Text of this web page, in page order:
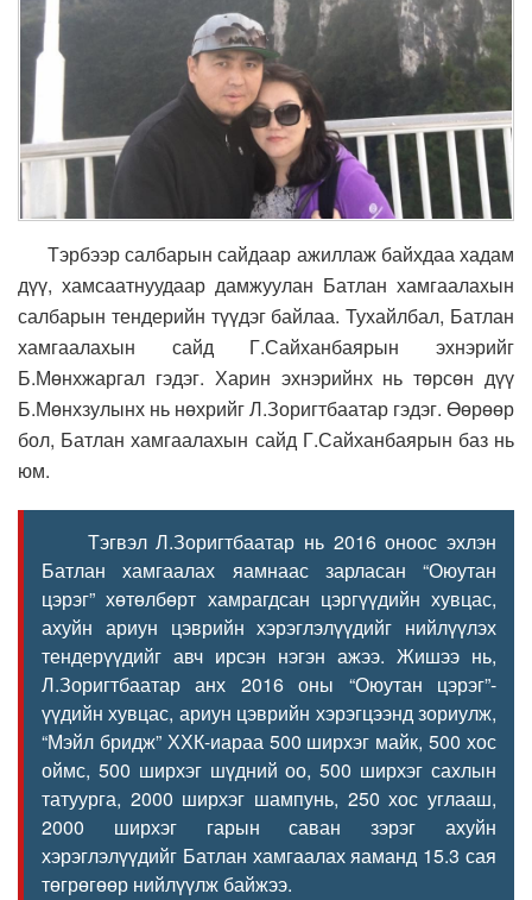
Тэрбээр салбарын сайдаар ажиллаж байхдаа хадам
дүү, хамсаатнуудаар дамжуулан Батлан хамгаалахын
салбарын тендерийн түүдэг байлаа. Тухайлбал, Батлан
хамгаалахын сайд Г.Сайханбаярын эхнэрийг
Б.Мөнхжаргал гэдэг. Харин эхнэрийнх нь төрсөн дүү
Б.Мөнхзулынх нь нөхрийг Л.Зоригтбаатар гэдэг. Өөрөөр
бол, Батлан хамгаалахын сайд Г.Сайханбаярын баз нь
юм.
Тэгвэл Л.Зоригтбаатар нь 2016 оноос эхлэн
Батлан хамгаалах яамнаас зарласан “Оюутан
цэрэг” хөтөлбөрт хамрагдсан цэргүүдийн хувцас,
ахуйн ариун цэврийн хэрэглэлүүдийг нийлүүлэх
тендерүүдийг авч ирсэн нэгэн ажээ. Жишээ нь,
Л.Зоригтбаатар анх 2016 оны “Оюутан цэрэг”-
үүдийн хувцас, ариун цэврийн хэрэгцээнд зориулж,
“Мэйл бридж” ХХК-иараа 500 ширхэг майк, 500 хос
оймс, 500 ширхэг шүдний оо, 500 ширхэг сахлын
татуурга, 2000 ширхэг шампунь, 250 хос углааш,
2000 ширхэг гарын саван зэрэг ахуйн
хэрэглэлүүдийг Батлан хамгаалах яаманд 15.3 сая
төгрөгөөр нийлүүлж байжээ.